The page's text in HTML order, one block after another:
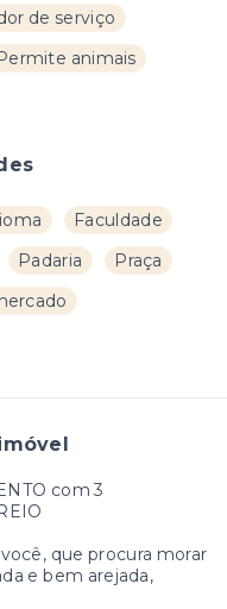
de serviço
animais
Faculdade
Padaria
Praça
com 3
que procura morar
e bem arejada,